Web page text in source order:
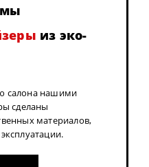
из эко-
салона нашими
сделаны
материалов,